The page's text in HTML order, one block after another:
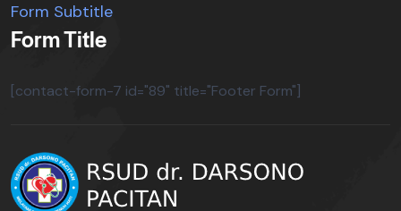
Form Subtitle
Form Title
[contact-form-7 id="89" title="Footer Form"]